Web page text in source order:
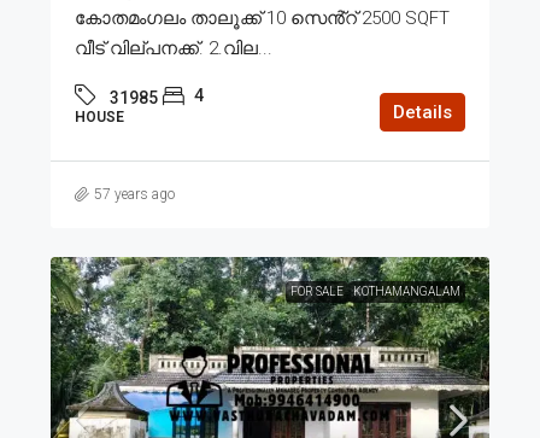
കോതമംഗലം താലൂക്ക് 10 സെൻ്റ് 2500 SQFT
വീട് വില്പനക്ക്. 2.വില...
31985 4
HOUSE Details
57 years ago
FOR SALE KOTHAMANGALAM